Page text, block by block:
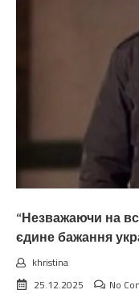
“Незважаючи на
єдине бажання
khristina
25.12.2025
No